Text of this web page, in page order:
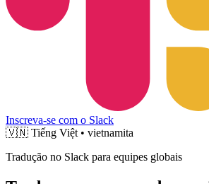
Inscreva-se com o Slack
🇻🇳 Tiếng Việt • vietnamita
Tradução no Slack para equipes globais